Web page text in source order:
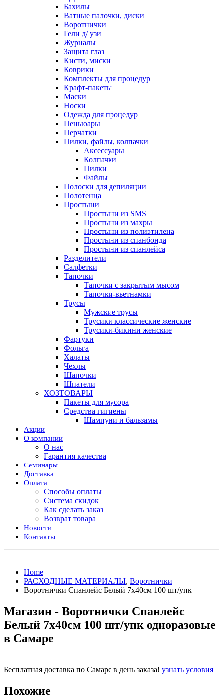
Бахилы
Ватные палочки, диски
Воротнички
Гели д/ узи
Журналы
Защита глаз
Кисти, миски
Коврики
Комплекты для процедур
Крафт-пакеты
Маски
Носки
Одежда для процедур
Пеньюары
Перчатки
Пилки, файлы, колпачки
Аксессуары
Колпачки
Пилки
Файлы
Полоски для депиляции
Полотенца
Простыни
Простыни из SMS
Простыни из махры
Простыни из полиэтилена
Простыни из спанбонда
Простыни из спанлейса
Разделители
Салфетки
Тапочки
Тапочки с закрытым мысом
Тапочки-вьетнамки
Трусы
Мужские трусы
Трусики классические женские
Трусики-бикини женские
Фартуки
Фольга
Халаты
Чехлы
Шапочки
Шпатели
ХОЗТОВАРЫ
Пакеты для мусора
Средства гигиены
Шампуни и бальзамы
Акции
О компании
О нас
Гарантия качества
Семинары
Доставка
Оплата
Способы оплаты
Система скидок
Как сделать заказ
Возврат товара
Новости
Контакты
Home
РАСХОДНЫЕ МАТЕРИАЛЫ, Воротнички
Воротнички Спанлейс Белый 7х40см 100 шт/упк
Магазин - Воротнички Спанлейс
Белый 7х40см 100 шт/упк одноразовые
в Самаре
Бесплатная доставка по Самаре в день заказа! узнать условия
Похожие